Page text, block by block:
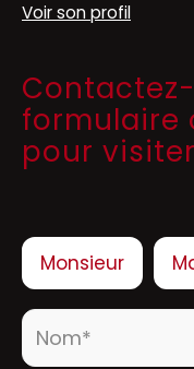
Voir son profil
formulaire
pour
Civilité :
Monsieur
Nom* :